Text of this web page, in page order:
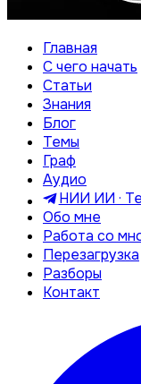
Главная
С чего начать
Статьи
Знания
Блог
Темы
Граф
Аудио
НИИ ИИ ·
Обо мне
Работа со
Перезагрузка
Разборы
Контакт